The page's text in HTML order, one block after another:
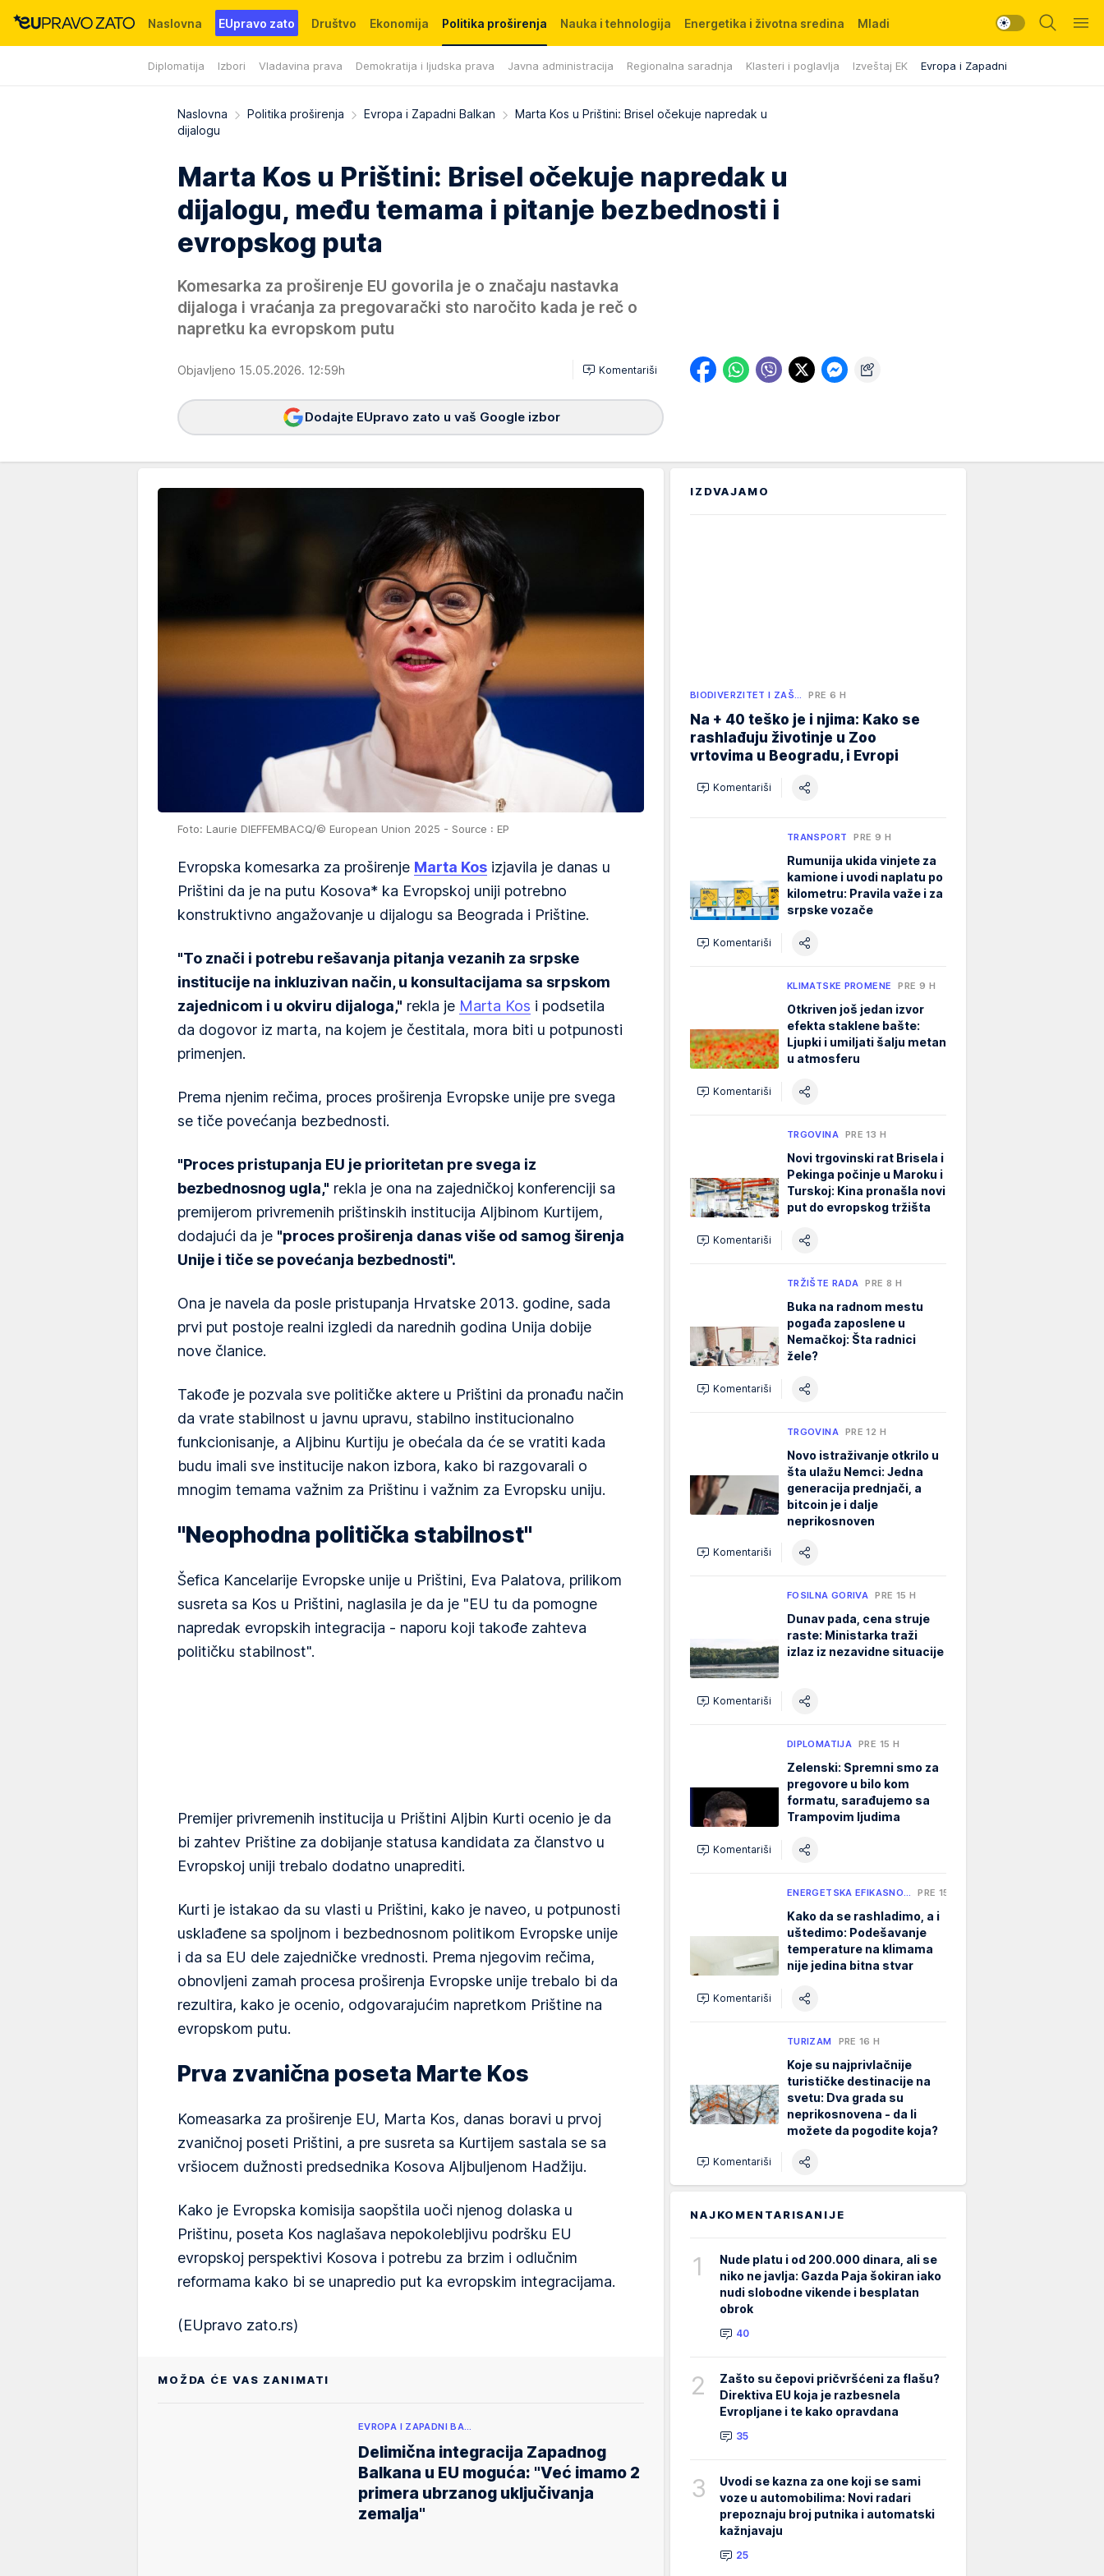
Naslovna EUpravo zato Društvo Ekonomija Politika proširenja
Diplomatija Izbori Vladavina prava Demokratija i ljudska prava Javna administracija Regionalna saradnja Klasteri i poglavlja Izveštaj EK Evropa i Zapadni Balkan
Nauka i tehnologija Energetika i životna sredina Mladi
Događaji News WMG fondacija
Naslovna Politika proširenja Evropa i Zapadni Balkan
Marta Kos u Prištini: Brisel očekuje napredak u
dijalogu
Marta Kos u Prištini: Brisel očekuje napredak u
dijalogu, među temama i pitanje bezbednosti i
evropskog puta
Komesarka za proširenje EU govorila je o značaju nastavka
dijaloga i vraćanja za pregovarački sto naročito kada je reč o
napretku ka evropskom putu
Objavljeno 15.05.2026. 12:59h Komentariši
Dodajte EUpravo zato u vaš Google izbor
Foto: Laurie DIEFFEMBACQ/© European Union 2025 - Source : EP
Evropska komesarka za proširenje Marta Kos izjavila je danas u
Prištini da je na putu Kosova* ka Evropskoj uniji potrebno
konstruktivno angažovanje u dijalogu sa Beograda i Prištine.
"To znači i potrebu rešavanja pitanja vezanih za srpske
institucije na inkluzivan način, u konsultacijama sa srpskom
zajednicom i u okviru dijaloga," rekla je Marta Kos i podsetila
da dogovor iz marta, na kojem je čestitala, mora biti u potpunosti
primenjen.
Prema njenim rečima, proces proširenja Evropske unije pre svega
se tiče povećanja bezbednosti.
"Proces pristupanja EU je prioritetan pre svega iz
bezbednosnog ugla," rekla je ona na zajedničkoj konferenciji sa
premijerom privremenih prištinskih institucija Aljbinom Kurtijem,
dodajući da je "proces proširenja danas više od samog širenja
Unije i tiče se povećanja bezbednosti".
Ona je navela da posle pristupanja Hrvatske 2013. godine, sada
prvi put postoje realni izgledi da narednih godina Unija dobije
nove članice.
Takođe je pozvala sve političke aktere u Prištini da pronađu način
da vrate stabilnost u javnu upravu, stabilno institucionalno
funkcionisanje, a Aljbinu Kurtiju je obećala da će se vratiti kada
budu imali sve institucije nakon izbora, kako bi razgovarali o
mnogim temama važnim za Prištinu i važnim za Evropsku uniju.
"Neophodna politička stabilnost"
Šefica Kancelarije Evropske unije u Prištini, Eva Palatova, prilikom
susreta sa Kos u Prištini, naglasila je da je "EU tu da pomogne
napredak evropskih integracija - naporu koji takođe zahteva
političku stabilnost".
Premijer privremenih institucija u Prištini Aljbin Kurti ocenio je da
bi zahtev Prištine za dobijanje statusa kandidata za članstvo u
Evropskoj uniji trebalo dodatno unaprediti.
Kurti je istakao da su vlasti u Prištini, kako je naveo, u potpunosti
usklađene sa spoljnom i bezbednosnom politikom Evropske unije
i da sa EU dele zajedničke vrednosti. Prema njegovim rečima,
obnovljeni zamah procesa proširenja Evropske unije trebalo bi da
rezultira, kako je ocenio, odgovarajućim napretkom Prištine na
evropskom putu.
Prva zvanična poseta Marte Kos
Komeasarka za proširenje EU, Marta Kos, danas boravi u prvoj
zvaničnoj poseti Prištini, a pre susreta sa Kurtijem sastala se sa
vršiocem dužnosti predsednika Kosova Aljbuljenom Hadžiju.
Kako je Evropska komisija saopštila uoči njenog dolaska u
Prištinu, poseta Kos naglašava nepokolebljivu podršku EU
evropskoj perspektivi Kosova i potrebu za brzim i odlučnim
reformama kako bi se unapredio put ka evropskim integracijama.
(EUpravo zato.rs)
MOŽDA ĆE VAS ZANIMATI
EVROPA I ZAPADNI BA…
Delimična integracija Zapadnog
Balkana u EU moguća: "Već imamo 2
primera ubrzanog uključivanja
zemalja"
IZDVAJAMO
BIODIVERZITET I ZAŠ… PRE 6 H
Na + 40 teško je i njima: Kako se
rashlađuju životinje u Zoo
vrtovima u Beogradu, i Evropi
Komentariši
TRANSPORT PRE 9 H
Rumunija ukida vinjete za
kamione i uvodi naplatu po
kilometru: Pravila važe i za
srpske vozače
Komentariši
KLIMATSKE PROMENE PRE 9 H
Otkriven još jedan izvor
efekta staklene bašte:
Ljupki i umiljati šalju metan
u atmosferu
Komentariši
TRGOVINA PRE 13 H
Novi trgovinski rat Brisela i
Pekinga počinje u Maroku i
Turskoj: Kina pronašla novi
put do evropskog tržišta
Komentariši
TRŽIŠTE RADA PRE 8 H
Buka na radnom mestu
pogađa zaposlene u
Nemačkoj: Šta radnici
žele?
Komentariši
TRGOVINA PRE 12 H
Novo istraživanje otkrilo u
šta ulažu Nemci: Jedna
generacija prednjači, a
bitcoin je i dalje
neprikosnoven
Komentariši
FOSILNA GORIVA PRE 15 H
Dunav pada, cena struje
raste: Ministarka traži
izlaz iz nezavidne situacije
Komentariši
DIPLOMATIJA PRE 15 H
Zelenski: Spremni smo za
pregovore u bilo kom
formatu, sarađujemo sa
Trampovim ljudima
Komentariši
ENERGETSKA EFIKASNO… PRE 15 H
Kako da se rashladimo, a i
uštedimo: Podešavanje
temperature na klimama
nije jedina bitna stvar
Komentariši
TURIZAM PRE 16 H
Koje su najprivlačnije
turističke destinacije na
svetu: Dva grada su
neprikosnovena - da li
možete da pogodite koja?
Komentariši
NAJKOMENTARISANIJE
1
Nude platu i od 200.000 dinara, ali se
niko ne javlja: Gazda Paja šokiran iako
nudi slobodne vikende i besplatan
obrok
40
2
Zašto su čepovi pričvršćeni za flašu?
Direktiva EU koja je razbesnela
Evropljane i te kako opravdana
35
3
Uvodi se kazna za one koji se sami
voze u automobilima: Novi radari
prepoznaju broj putnika i automatski
kažnjavaju
25